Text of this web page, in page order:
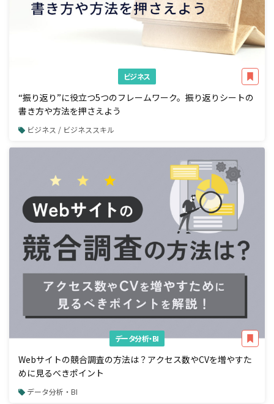
ビジネス
“振り返り”に役立つ5つのフレームワーク。振り返りシートの
書き方や方法を押さえよう
ビジネス / ビジネススキル
データ分析・BI
Webサイトの競合調査の方法は？アクセス数やCVを増やすた
めに見るべきポイント
データ分析・BI